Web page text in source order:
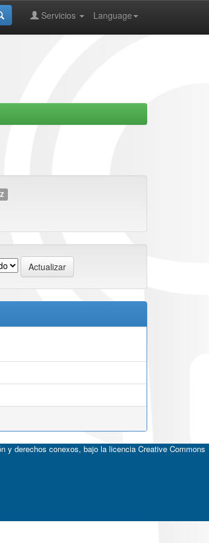
Language
Servicios
Z
y derechos conexos, bajo la licencia Creative Commons